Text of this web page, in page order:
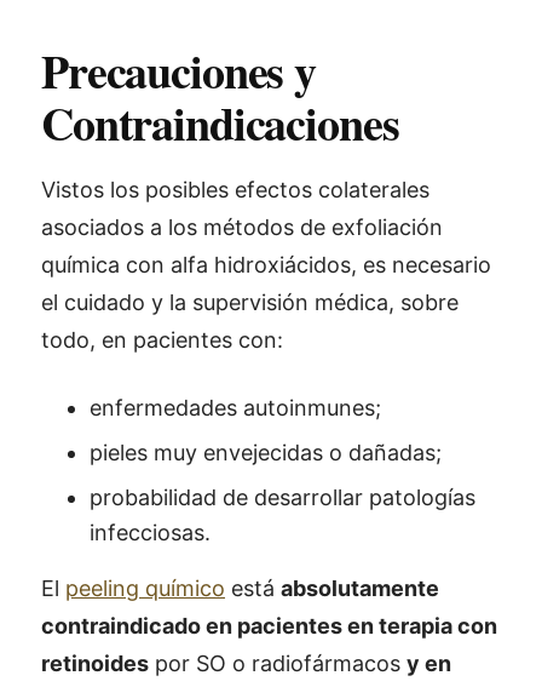
Precauciones y
Contraindicaciones
Vistos los posibles efectos colaterales
asociados a los métodos de exfoliación
química con alfa hidroxiácidos, es necesario
el cuidado y la supervisión médica, sobre
todo, en pacientes con:
enfermedades autoinmunes;
pieles muy envejecidas o dañadas;
probabilidad de desarrollar patologías
infecciosas.
El peeling químico está absolutamente
contraindicado en pacientes en terapia con
retinoides por SO o radiofármacos y en